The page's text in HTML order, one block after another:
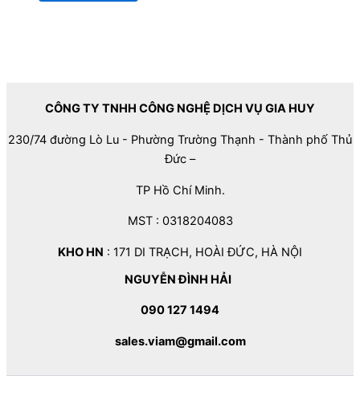
CÔNG TY TNHH CÔNG NGHỆ DỊCH VỤ GIA HUY
230/74 đường Lò Lu - Phường Trường Thạnh - Thành phố Thủ
Đức –
TP Hồ Chí Minh.
MST : 0318204083
KHO HN : 171 DI TRẠCH, HOÀI ĐỨC, HÀ NỘI
NGUYỄN ĐÌNH HẢI
090 127 1494
sales.viam@gmail.com